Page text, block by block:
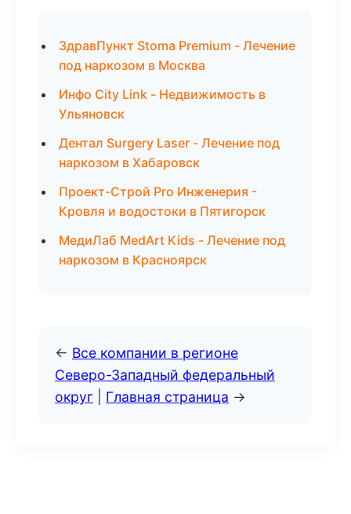
ЗдравПункт Stoma Premium - Лечение
под наркозом в Москва
Инфо City Link - Недвижимость в
Ульяновск
Дентал Surgery Laser - Лечение под
наркозом в Хабаровск
Проект-Строй Pro Инженерия -
Кровля и водостоки в Пятигорск
МедиЛаб MedArt Kids - Лечение под
наркозом в Красноярск
← Все компании в регионе
Северо-Западный федеральный
округ
Главная страница →